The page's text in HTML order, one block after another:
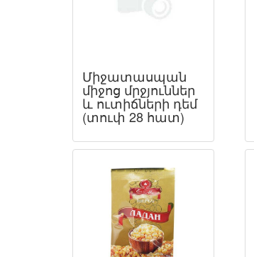
Միջատասպան
միջոց մրջյուններ
և ուտիճների դեմ
(տուփ 28 հատ)